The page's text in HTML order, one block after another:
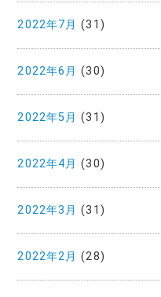
2022年7月 (31)
2022年6月 (30)
2022年5月 (31)
2022年4月 (30)
2022年3月 (31)
2022年2月 (28)